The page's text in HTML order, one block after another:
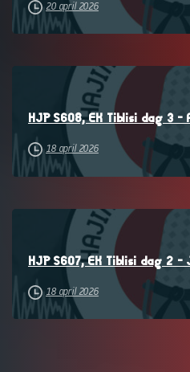
20 april 2026
HJP S608, EK Tiblisi dag 3 –
18 april 2026
HJP S607, EK Tiblisi dag 2 –
18 april 2026